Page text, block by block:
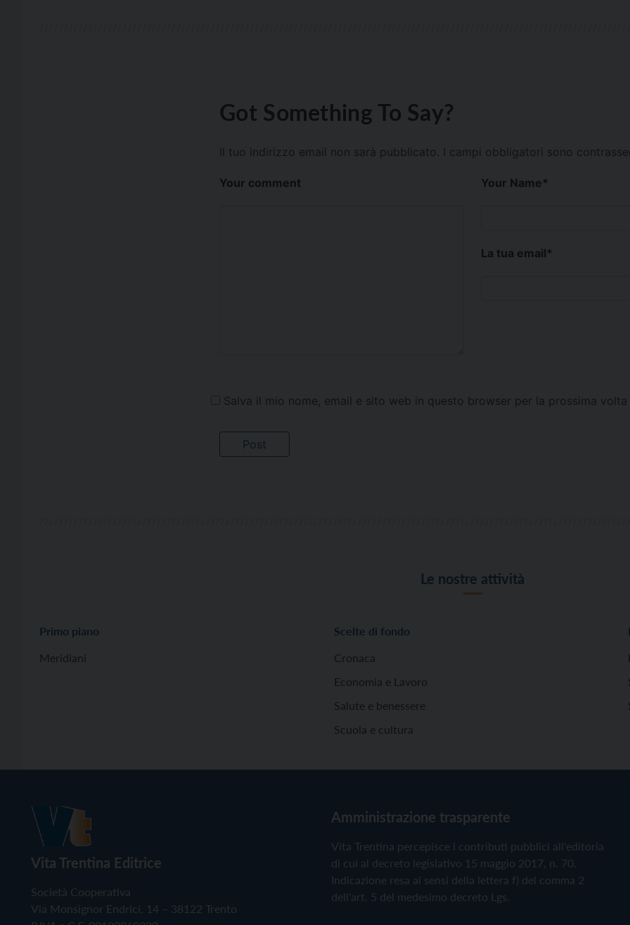
Got Something To Say?
Il tuo indirizzo email non sarà pubblicato. I campi obbligatori sono
Your comment Your Name*
La tua email*
Salva il mio nome, email e sito web in questo browser per la prossima volta
Le nostre attività
Primo piano
Meridiani
Scelte di fondo
Cronaca
Economia e Lavoro
Salute e benessere
Scuola e cultura
Vita Trentina Editrice
Società Cooperativa
Via Monsignor Endrici, 14 – 38122 Trento
Amministrazione trasparente
Vita Trentina percepisce i contributi pubblici all'editoria
di cui al decreto legislativo 15 maggio 2017, n. 70.
Indicazione resa ai sensi della lettera f) del comma 2
dell'art. 5 del medesimo decreto Lgs.